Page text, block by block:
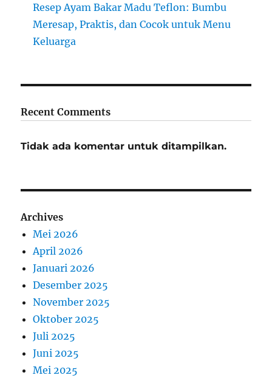
Resep Ayam Bakar Madu Teflon: Bumbu
Meresap, Praktis, dan Cocok untuk Menu
Keluarga
Recent Comments
Tidak ada komentar untuk ditampilkan.
Archives
Mei 2026
April 2026
Januari 2026
Desember 2025
November 2025
Oktober 2025
Juli 2025
Juni 2025
Mei 2025